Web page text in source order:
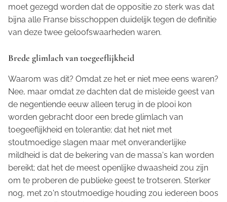
moet gezegd worden dat de oppositie zo sterk was dat
bijna alle Franse bisschoppen duidelijk tegen de definitie
van deze twee geloofswaarheden waren.
Brede glimlach van toegeeflijkheid
Waarom was dit? Omdat ze het er niet mee eens waren?
Nee, maar omdat ze dachten dat de misleide geest van
de negentiende eeuw alleen terug in de plooi kon
worden gebracht door een brede glimlach van
toegeeflijkheid en tolerantie; dat het niet met
stoutmoedige slagen maar met onveranderlijke
mildheid is dat de bekering van de massa's kan worden
bereikt; dat het de meest openlijke dwaasheid zou zijn
om te proberen de publieke geest te trotseren. Sterker
nog, met zo'n stoutmoedige houding zou iedereen boos